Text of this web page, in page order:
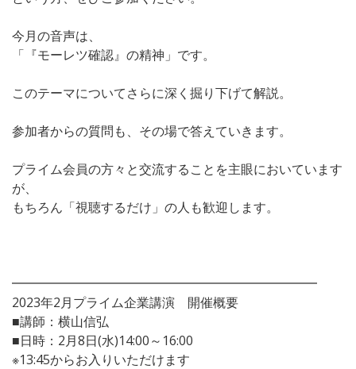
今月の音声は、
「『モーレツ確認』の精神」です。
このテーマについてさらに深く掘り下げて解説。
参加者からの質問も、その場で答えていきます。
プライム会員の方々と交流することを主眼においています
が、
もちろん「視聴するだけ」の人も歓迎します。
━━━━━━━━━━━━━━━━━━━━━━━━
2023年2月プライム企業講演 開催概要
■講師：横山信弘
■日時：2月8日(水)14:00～16:00
※13:45からお入りいただけます